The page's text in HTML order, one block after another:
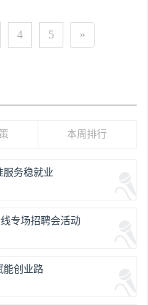
4 5 »
本周排行
服务稳就业
专场招聘会活动
能创业路